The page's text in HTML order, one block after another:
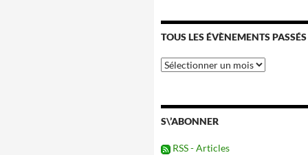
TOUS LES ÉVÈNEMENTS PASSÉS
Tous
les
S\’ABONNER
RSS - Articles